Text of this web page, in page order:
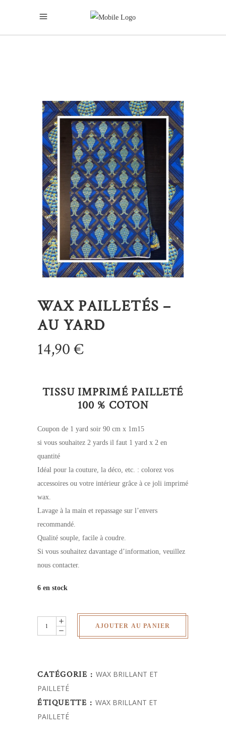
WAX PAILLETÉS –
AU YARD
14,90€
TISSU IMPRIMÉ PAILLETÉ
100 % COTON
Coupon de 1 yard soir 90 cm x 1m15
si vous souhaitez 2 yards il faut 1 yard x 2 en
quantité
Idéal pour la couture, la déco, etc. : colorez vos
accessoires ou votre intérieur grâce à ce joli imprimé
wax.
Lavage à la main et repassage sur l’envers
recommandé.
Qualité souple, facile à coudre.
Si vous souhaitez davantage d’information, veuillez
nous contacter.
6 en stock
Wax
pailletés
yard
quantity
AJOUTER AU PANIER
CATÉGORIE :WAX BRILLANT ET
PAILLETÉ
ÉTIQUETTE :WAX BRILLANT ET
PAILLETÉ